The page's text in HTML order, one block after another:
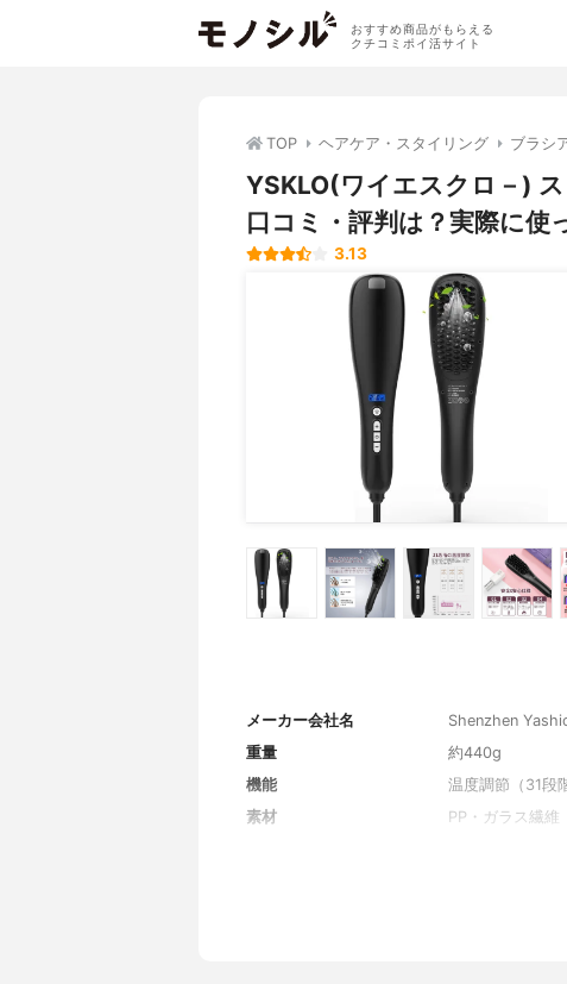
おすすめ商品がもらえる
クチコミポイ活サイト
TOP ヘアケア・スタイリング ブラシ
YSKLO(ワイエスクロ－)
口コミ・評判は？実際に
3.13
メーカー会社名
Shenzhen
重量
約440g
機能
温度調節（31段
素材
PP・ガラス繊維